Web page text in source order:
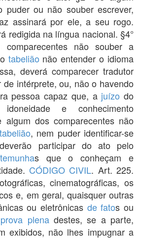
puder ou não souber escrever,
assinará por ele, a seu rogo.
redigida na língua nacional. §4°
não souber a
tabelião não entender o idioma
deverá comparecer tradutor
intérprete, ou, não o havendo
pessoa capaz que, a juízo do
e conhecimento
algum dos comparecentes não
tabelião, nem puder identificar-se
participar do ato pelo
s que o conheçam e
CÓDIGO CIVIL. Art. 225.
cinematográficas, os
e, em geral, quaisquer outras
ou eletrônicas de fatos ou
prova plenadestes, se a parte,
exibidos, não lhes impugnar a